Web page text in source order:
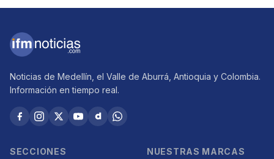
Noticias de Medellín, el Valle de Aburrá, Antioquia y Colombia.
Información en tiempo real.
SECCIONES NUESTRAS MARCAS